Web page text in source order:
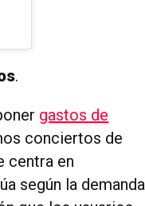
.
gastos de
conciertos de
centra en
según la demanda